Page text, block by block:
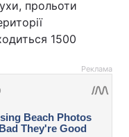
прольоти
1500
Реклама